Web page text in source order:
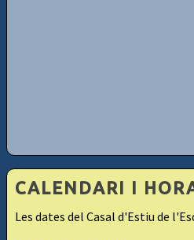
CALENDARI I
Les dates del Casal d'Estiu de